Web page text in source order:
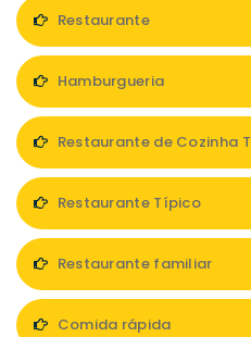
Restaurante
Hamburgueria
Restaurante de Cozinha
Restaurante Típico
Restaurante familiar
Comida rápida